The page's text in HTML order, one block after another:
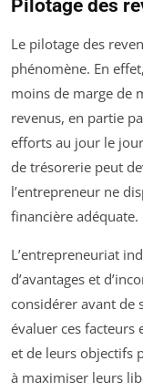
Pilotage des
Le pilotage des
phénomène. En
moins de marge de
revenus, en partie
efforts au jour le
de trésorerie peut
l’entrepreneur ne
financière adéquate.
L’entrepreneuriat
d’avantages et
considérer avant de
évaluer ces
et de leurs objectifs
à maximiser leurs